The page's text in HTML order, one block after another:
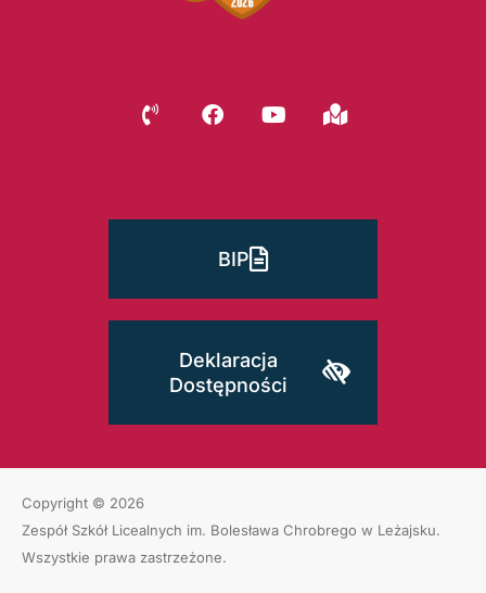
BIP
Deklaracja
Dostępności
Copyright © 2026
Zespół Szkół Licealnych im. Bolesława Chrobrego w Leżajsku.
Wszystkie prawa zastrzeżone.